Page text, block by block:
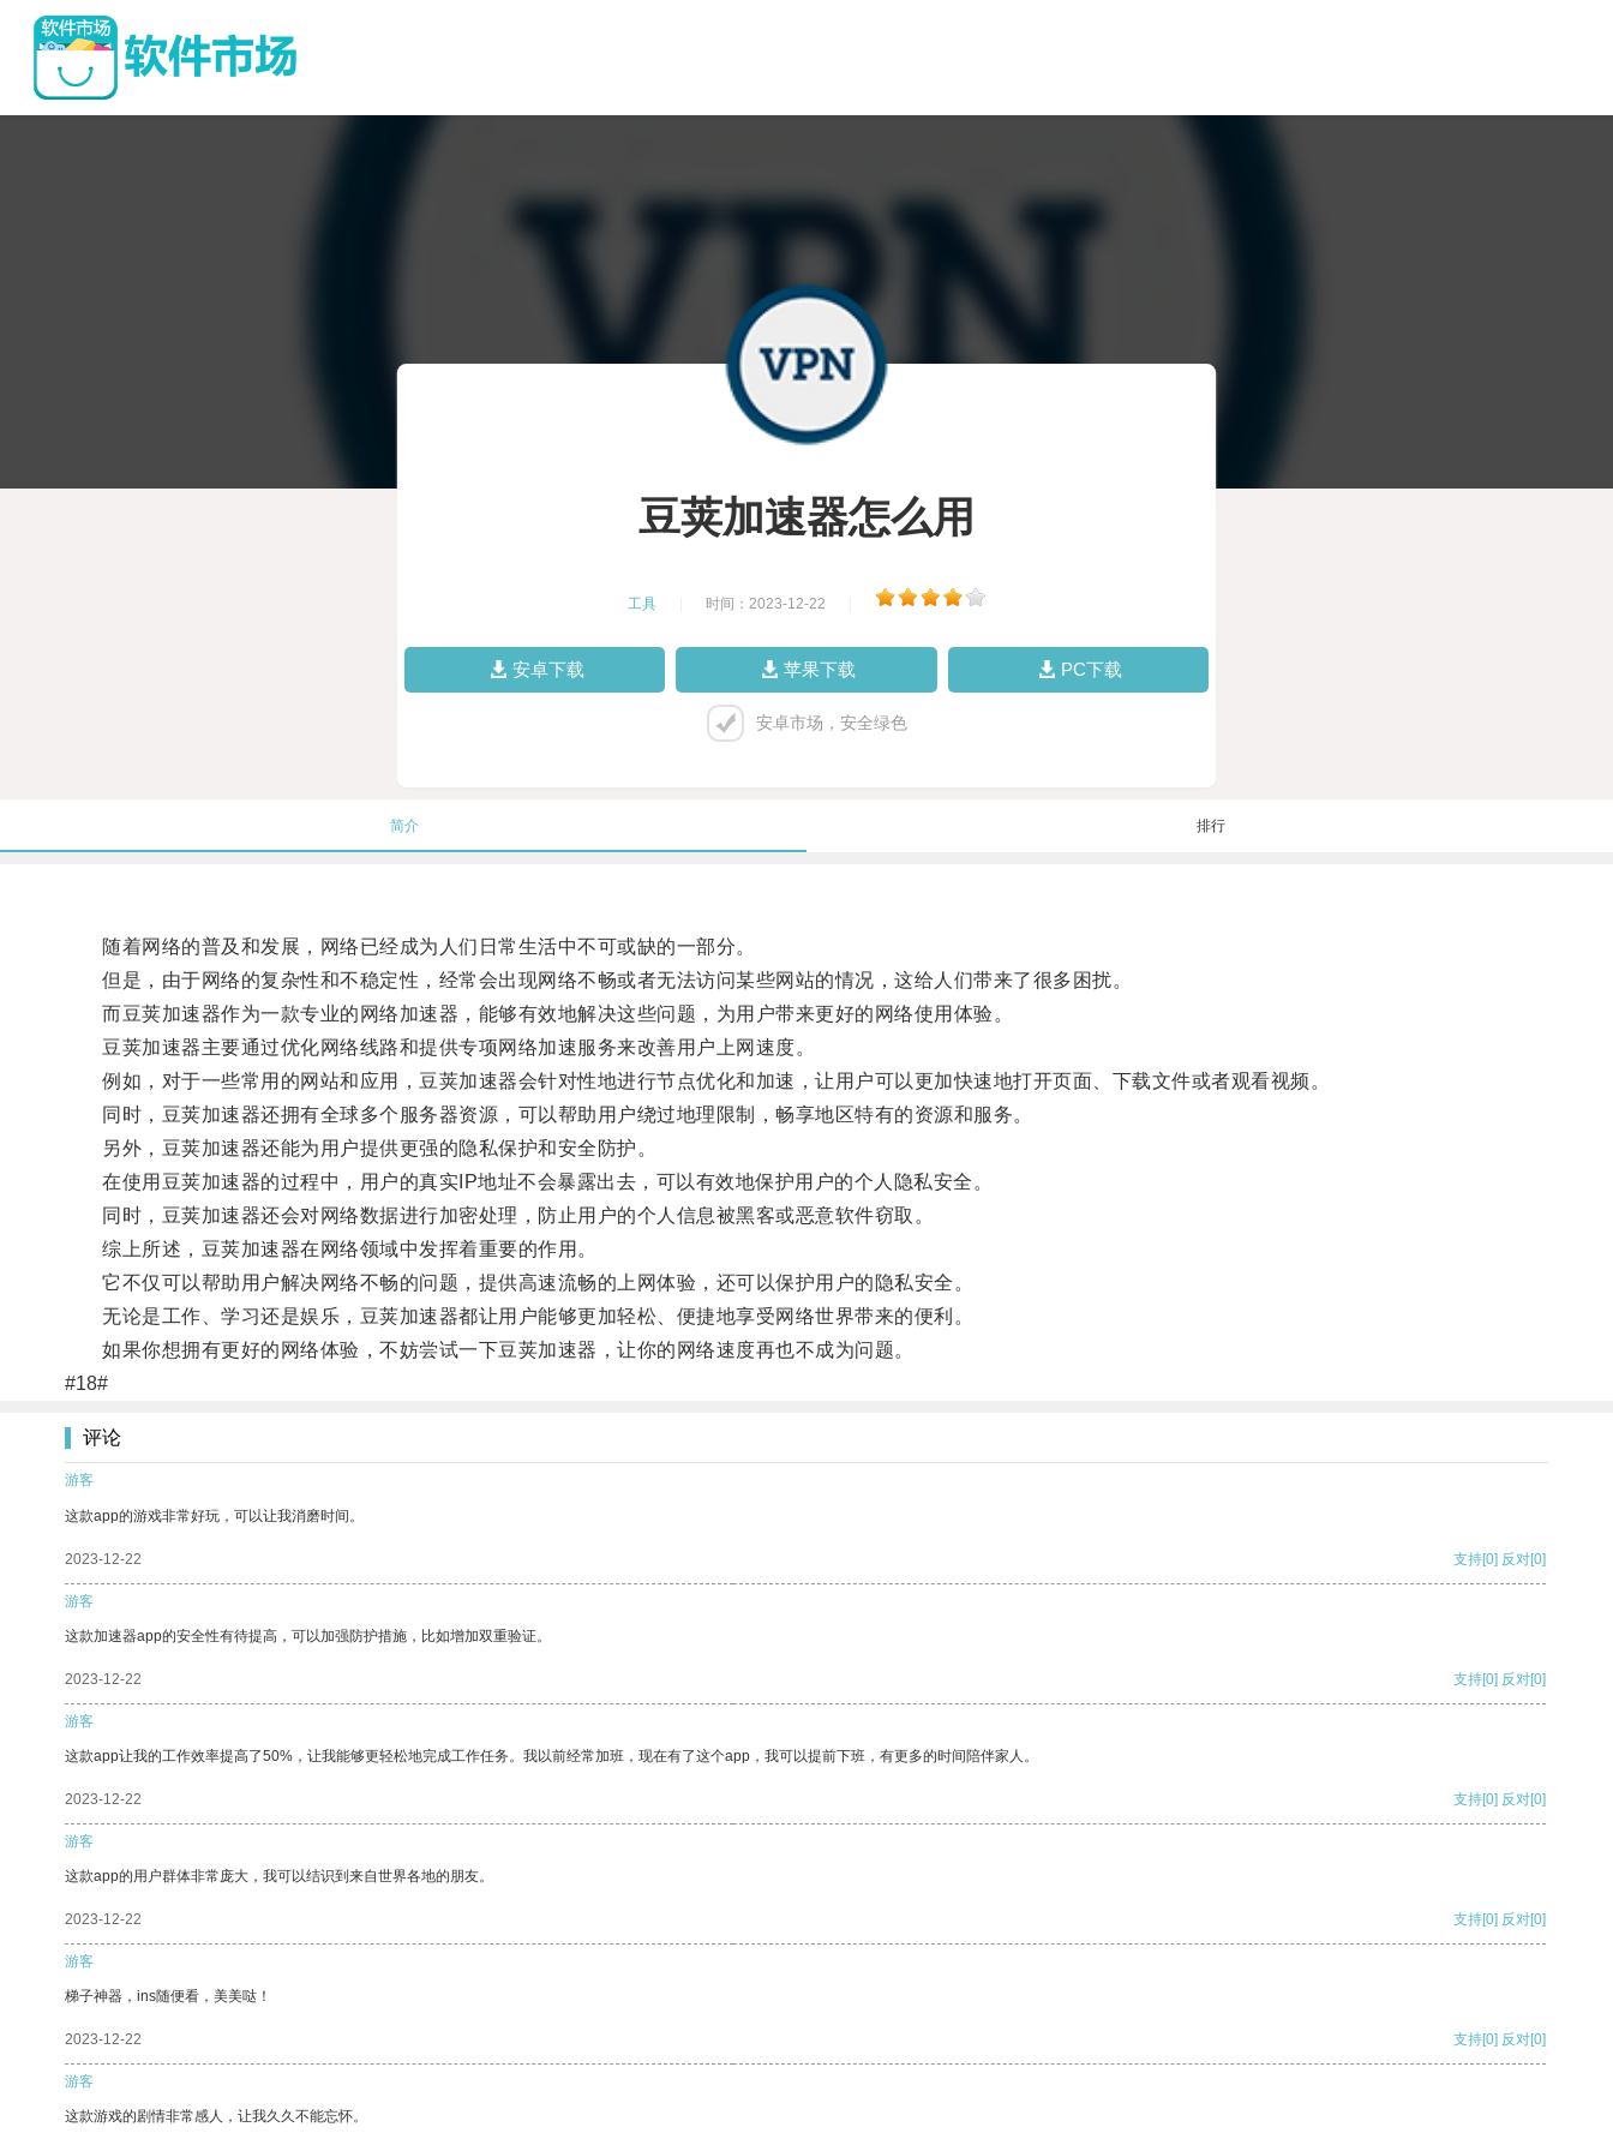
豆荚加速器怎么用
工具 时间：2023-12-22
安卓下载 苹果下载 PC下载
安卓市场，安全绿色
简介 排行
随着网络的普及和发展，网络已经成为人们日常生活中不可或缺的一部分。
但是，由于网络的复杂性和不稳定性，经常会出现网络不畅或者无法访问某些网站的情况，这给人们带来了很多困扰。
而豆荚加速器作为一款专业的网络加速器，能够有效地解决这些问题，为用户带来更好的网络使用体验。
豆荚加速器主要通过优化网络线路和提供专项网络加速服务来改善用户上网速度。
例如，对于一些常用的网站和应用，豆荚加速器会针对性地进行节点优化和加速，让用户可以更加快速地打开页面、下载文件或者观看视频。
同时，豆荚加速器还拥有全球多个服务器资源，可以帮助用户绕过地理限制，畅享地区特有的资源和服务。
另外，豆荚加速器还能为用户提供更强的隐私保护和安全防护。
在使用豆荚加速器的过程中，用户的真实IP地址不会暴露出去，可以有效地保护用户的个人隐私安全。
同时，豆荚加速器还会对网络数据进行加密处理，防止用户的个人信息被黑客或恶意软件窃取。
综上所述，豆荚加速器在网络领域中发挥着重要的作用。
它不仅可以帮助用户解决网络不畅的问题，提供高速流畅的上网体验，还可以保护用户的隐私安全。
无论是工作、学习还是娱乐，豆荚加速器都让用户能够更加轻松、便捷地享受网络世界带来的便利。
如果你想拥有更好的网络体验，不妨尝试一下豆荚加速器，让你的网络速度再也不成为问题。
#18#
评论
游客
这款app的游戏非常好玩，可以让我消磨时间。
2023-12-22 支持[0] 反对[0]
游客
这款加速器app的安全性有待提高，可以加强防护措施，比如增加双重验证。
2023-12-22 支持[0] 反对[0]
游客
这款app让我的工作效率提高了50%，让我能够更轻松地完成工作任务。我以前经常加班，现在有了这个app，我可以提前下班，有更多的时间陪伴家人。
2023-12-22 支持[0] 反对[0]
游客
这款app的用户群体非常庞大，我可以结识到来自世界各地的朋友。
2023-12-22 支持[0] 反对[0]
游客
梯子神器，ins随便看，美美哒！
2023-12-22 支持[0] 反对[0]
游客
这款游戏的剧情非常感人，让我久久不能忘怀。